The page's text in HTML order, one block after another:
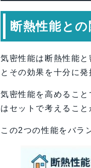
断熱性能との
気密性能は断熱性能
とその効果を十分に発
気密性能を高めるこ
はセットで考えること
この2つの性能をバラ